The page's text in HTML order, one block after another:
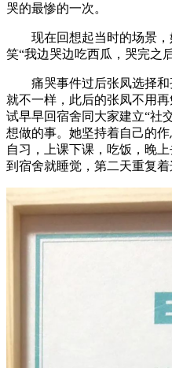
哭的最惨的一次。
现在回想起当时的场景，
笑“我边哭边吃西瓜，哭完之
痛哭事件过后张凤选择和
就不一样，此后的张凤不用
试早早回宿舍同大家建立“社
想做的事。她坚持着自己的
自习，上课下课，吃饭，晚
到宿舍就睡觉，第二天重复着